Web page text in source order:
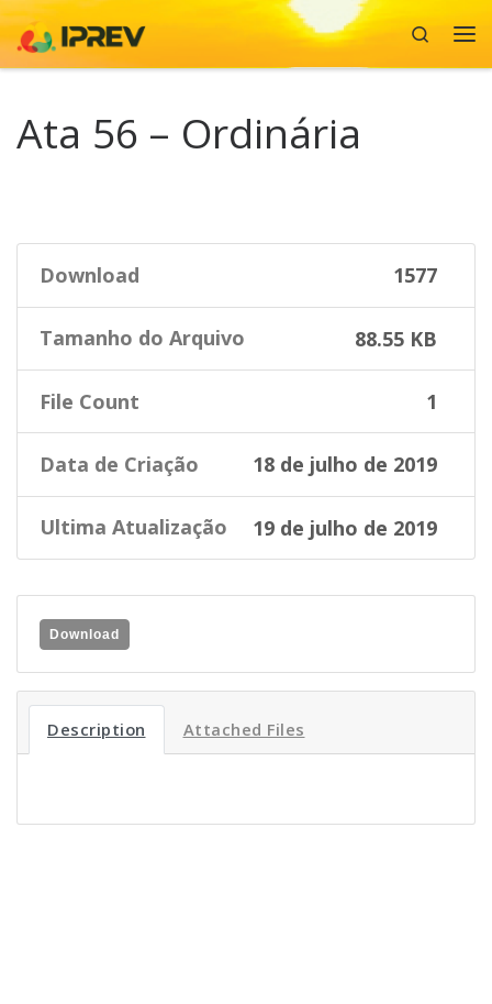
Skip to content
Search
Ata 56 – Ordinária
Download 1577
Tamanho do Arquivo 88.55 KB
File Count 1
Data de Criação 18 de julho de 2019
Ultima Atualização 19 de julho de 2019
Download
Description Attached Files